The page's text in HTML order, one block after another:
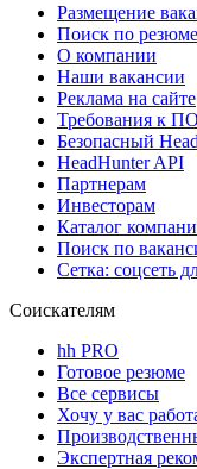
Размещение
Поиск по резюме
О компании
Наши вакансии
Реклама на сайте
Требования к ПО
Безопасный
HeadHunter API
Партнерам
Инвесторам
Каталог
Поиск по
Сетка: соцсеть
Соискателям
hh PRO
Готовое резюме
Все сервисы
Хочу у вас
Экспертная